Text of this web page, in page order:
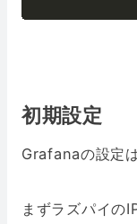
初期設定
Grafanaの設定
まずラズパイの